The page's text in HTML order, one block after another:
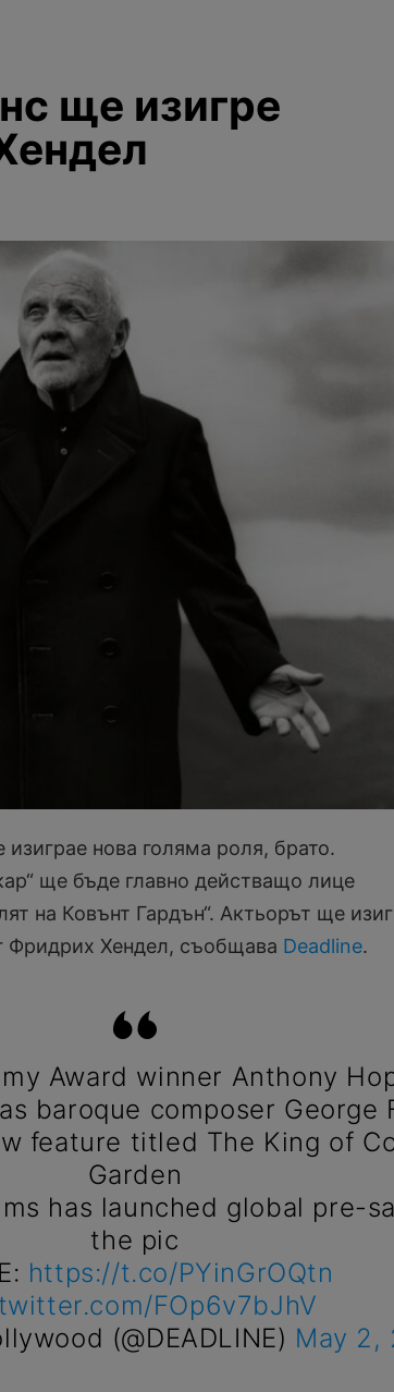
ще изигре
нова голяма роля, брато.
ще бъде главно действащо лице
на Ковънт Гардън“. Актьорът ще
Фридрих Хендел, съобщава Deadline.
Award winner Anthony
baroque composer George
feature titled The King of
Garden
has launched global pre-
the pic
https://t.co/PYinGrOQtn
FOp6v7bJhV
(@DEADLINE) May 2,